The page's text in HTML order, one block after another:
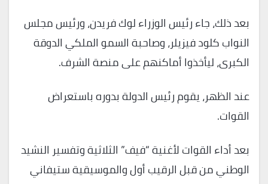
بعد ذلك، جاء رئيس الوزراء لوك فريدن، ورئيس مجلس
النواب كلود فيزيلر، وصاحبة السمو الملكي الدوقة
الكبرى، ليأخذوا أماكنهم على منصة الشرف.
عند الظهر، يقوم رئيس الدولة بدوره باستعراض
القوات.
بعد أداء القوات لأغنية “فيف” الثلاثية وتفسير النشيد
الوطني من قبل الرقيب أول والموسيقية ستيفاني